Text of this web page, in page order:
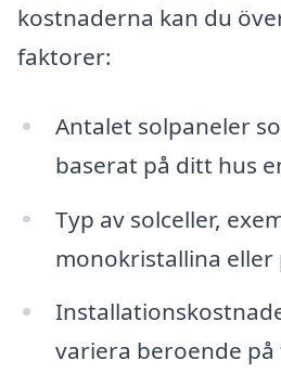
kostnaderna kan du
faktorer:
Antalet solpaneler
baserat på ditt hus
Typ av solceller,
monokristallina eller
variera beroende